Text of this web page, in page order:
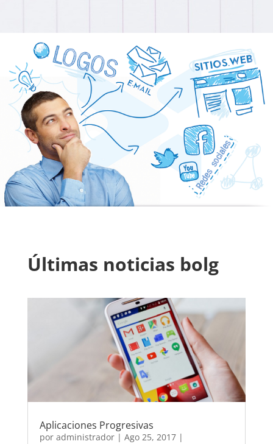
Últimas noticias bolg
Aplicaciones Progresivas
por administrador| Ago 25, 2017|